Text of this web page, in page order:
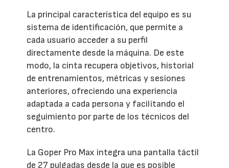
La principal característica del equipo es su
sistema de identificación, que permite a
cada usuario acceder a su perfil
directamente desde la máquina. De este
modo, la cinta recupera objetivos, historial
de entrenamientos, métricas y sesiones
anteriores, ofreciendo una experiencia
adaptada a cada persona y facilitando el
seguimiento por parte de los técnicos del
centro.
La Goper Pro Max integra una pantalla táctil
de 27 pulgadas desde la que es posible